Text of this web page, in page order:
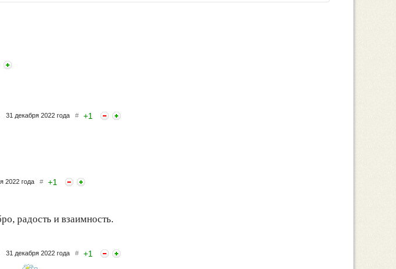
31 декабря 2022 года # +1
2022 года # +1
радость и взаимность.
31 декабря 2022 года # +1